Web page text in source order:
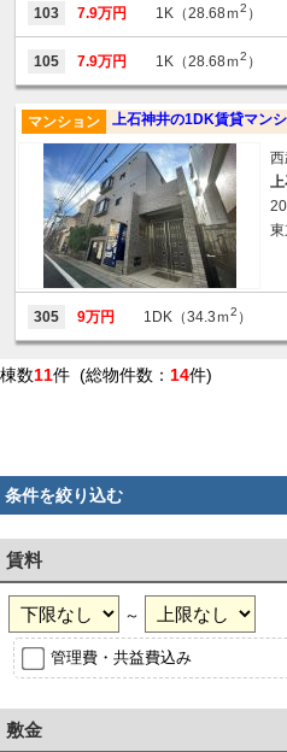
103 7.9万円 1K（28.68ｍ2 ）
105 7.9万円 1K（28.68ｍ2 ）
上石神井の1DK賃貸マン
マンション
西
305 9万円 1DK（34.3ｍ2 ）
棟数11件 (総物件数： 14件)
条件を絞り込む
賃料
～
管理費・共益費込み
敷金